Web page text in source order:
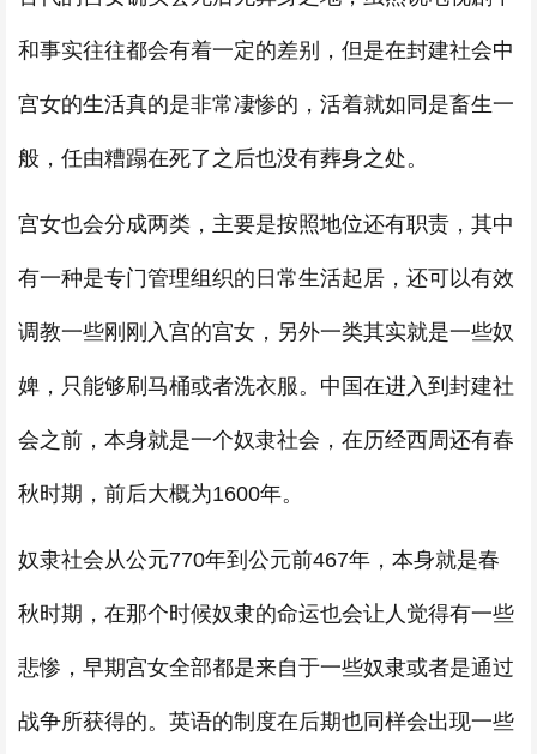
和事实往往都会有着一定的差别，但是在封建社会中
宫女的生活真的是非常凄惨的，活着就如同是畜生一
般，任由糟蹋在死了之后也没有葬身之处。
宫女也会分成两类，主要是按照地位还有职责，其中
有一种是专门管理组织的日常生活起居，还可以有效
调教一些刚刚入宫的宫女，另外一类其实就是一些奴
婢，只能够刷马桶或者洗衣服。中国在进入到封建社
会之前，本身就是一个奴隶社会，在历经西周还有春
秋时期，前后大概为1600年。
奴隶社会从公元770年到公元前467年，本身就是春
秋时期，在那个时候奴隶的命运也会让人觉得有一些
悲惨，早期宫女全部都是来自于一些奴隶或者是通过
战争所获得的。英语的制度在后期也同样会出现一些